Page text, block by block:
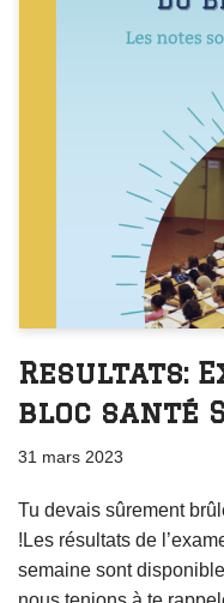
Resultats:
bloc santé
31 mars 2023
Tu devais sûrement
!Les résultats de
semaine sont